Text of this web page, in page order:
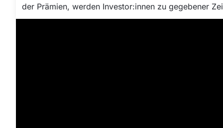
der Prämien, werden Investor:innen zu gegebener